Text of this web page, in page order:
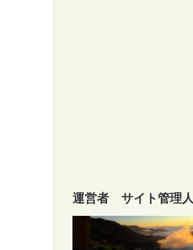
運営者 サイト管理人